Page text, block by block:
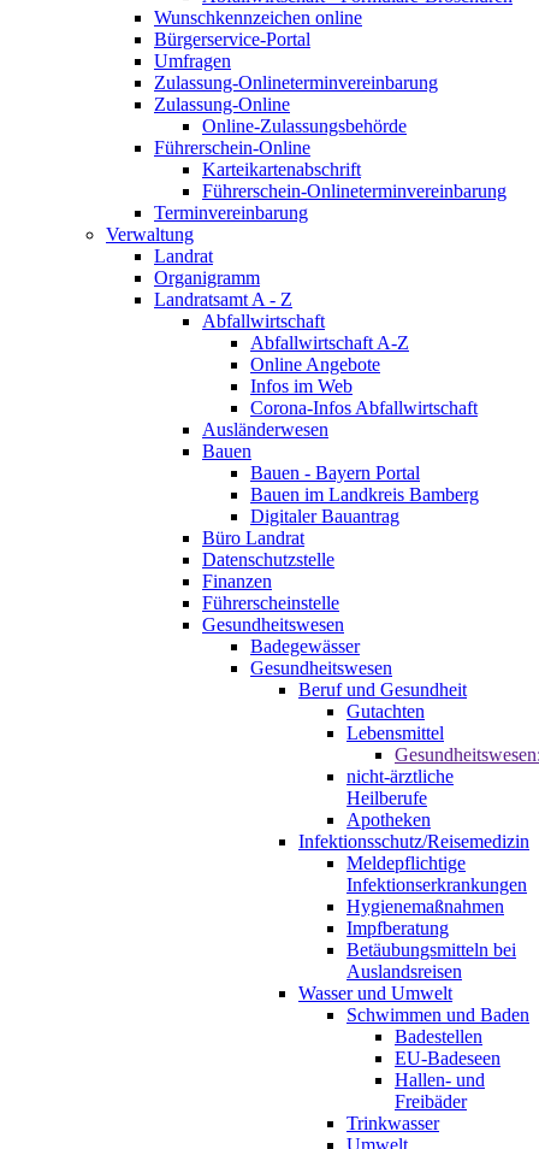
Wunschkennzeichen online
Bürgerservice-Portal
Umfragen
Zulassung-Onlineterminvereinbarung
Zulassung-Online
Online-Zulassungsbehörde
Führerschein-Online
Karteikartenabschrift
Führerschein-Onlineterminvereinbarung
Terminvereinbarung
Verwaltung
Landrat
Organigramm
Landratsamt A - Z
Abfallwirtschaft
Abfallwirtschaft A-Z
Online Angebote
Infos im Web
Corona-Infos Abfallwirtschaft
Ausländerwesen
Bauen
Bauen - Bayern Portal
Bauen im Landkreis Bamberg
Digitaler Bauantrag
Büro Landrat
Datenschutzstelle
Finanzen
Führerscheinstelle
Gesundheitswesen
Badegewässer
Gesundheitswesen
Beruf und Gesundheit
Gutachten
Lebensmittel
nicht-ärztliche
Heilberufe
Apotheken
Infektionsschutz/Reisemedizin
Meldepflichtige
Infektionserkrankungen
Hygienemaßnahmen
Impfberatung
Betäubungsmitteln bei
Auslandsreisen
Wasser und Umwelt
Schwimmen und Baden
Badestellen
EU-Badeseen
Hallen- und
Freibäder
Trinkwasser
Umwelt